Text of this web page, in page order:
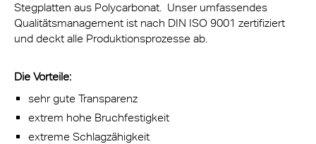
Stegplatten aus Polycarbonat. Unser umfassendes
Qualitätsmanagement ist nach DIN ISO 9001 zertifiziert
und deckt alle Produktionsprozesse ab.
Die Vorteile:
sehr gute Transparenz
extrem hohe Bruchfestigkeit
extreme Schlagzähigkeit